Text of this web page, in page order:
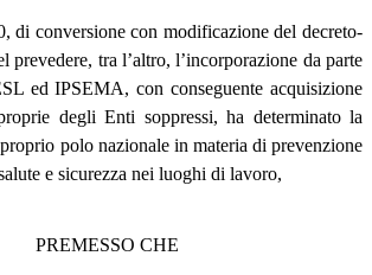
di conversione con modificazione del decreto-
prevedere, tra l’altro, l’incorporazione da parte
ed IPSEMA, con conseguente acquisizione
degli Enti soppressi, ha determinato la
polo nazionale in materia di prevenzione
e sicurezza nei luoghi di lavoro,
PREMESSO CHE